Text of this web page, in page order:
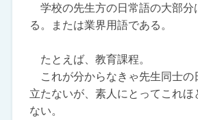
学校の先生方の日常語の大部分
る。または業界用語である。
たとえば、教育課程。
これが分からなきゃ先生同士の
立たないが、素人にとってこれほ
ない。